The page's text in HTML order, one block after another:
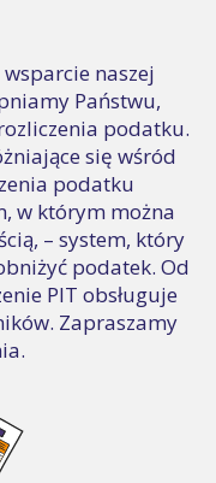
naszej
Państwu,
podatku.
się wśród
podatku
w którym można
– system, który
podatek. Od
PIT obsługuje
Zapraszamy